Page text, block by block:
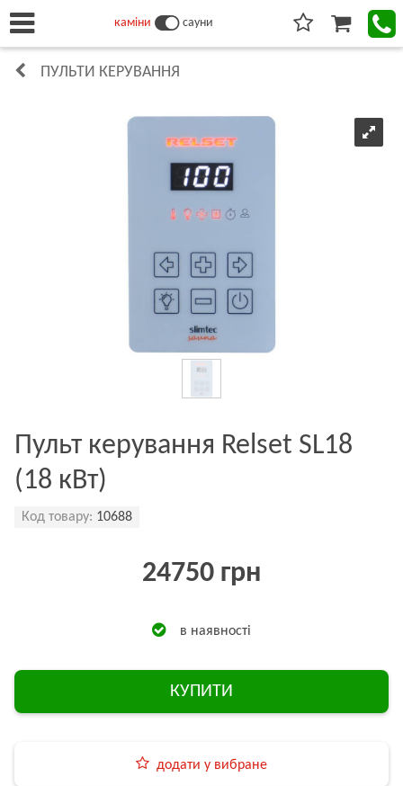
каміни сауни
ПУЛЬТИ КЕРУВАННЯ
Пульт керування Relset SL18
(18 кВт)
Код товару: 10688
24750 грн
в наявності
КУПИТИ
додати у вибране